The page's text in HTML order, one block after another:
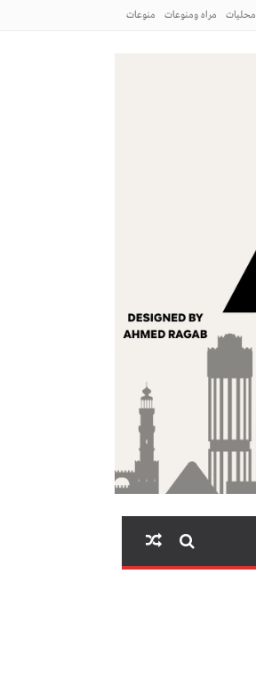
محليات مراه ومنوعات منوعات